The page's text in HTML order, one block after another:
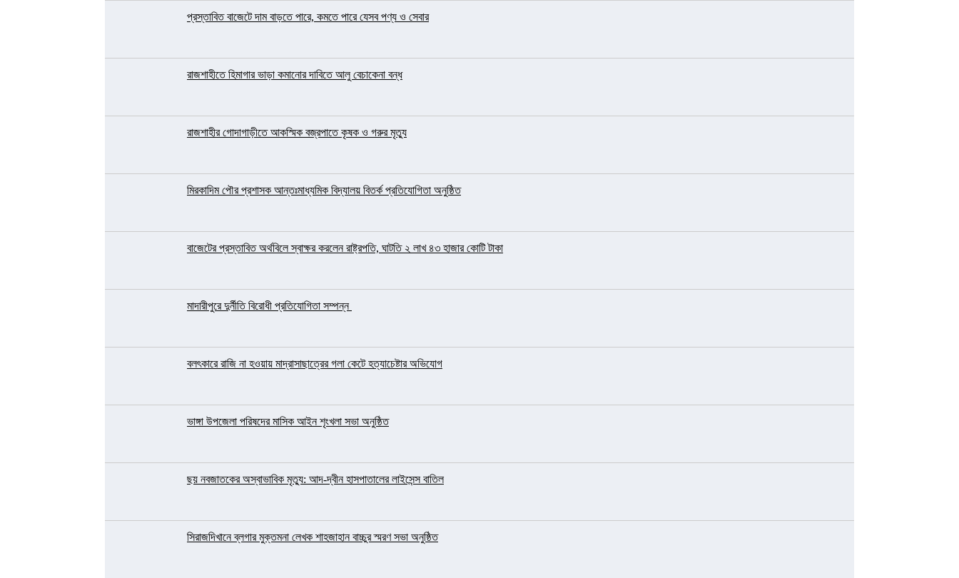
প্রস্তাবিত বাজেটে দাম বাড়তে পারে, কমতে পারে যেসব পণ্য ও সেবার
রাজশাহীতে হিমাগার ভাড়া কমানোর দাবিতে আলু বেচাকেনা বন্ধ
রাজশাহীর গোদাগাড়ীতে আকস্মিক বজ্রপাতে কৃষক ও গরুর মৃত্যু
মিরকাদিম পৌর প্রশাসক আন্তঃমাধ্যমিক বিদ্যালয় বিতর্ক প্রতিযোগিতা অনুষ্ঠিত
বাজেটের প্রস্তাবিত অর্থবিলে স্বাক্ষর করলেন রাষ্ট্রপতি, ঘাটতি ২ লাখ ৪৩ হাজার কোটি টাকা
মাদারীপুরে দুর্নীতি বিরোধী প্রতিযোগিতা সম্পন্ন
বলৎকারে রাজি না হওয়ায় মাদ্রাসাছাত্রের গলা কেটে হত্যাচেষ্টার অভিযোগ
ভাঙ্গা উপজেলা পরিষদের মাসিক আইন শৃংখলা সভা অনুষ্ঠিত
ছয় নবজাতকের অস্বাভাবিক মৃত্যু: আদ-দ্বীন হাসপাতালের লাইসেন্স বাতিল
সিরাজদিখানে ব্লগার মুক্তমনা লেখক শাহজাহান বাচ্চুর স্মরণ সভা অনুষ্ঠিত